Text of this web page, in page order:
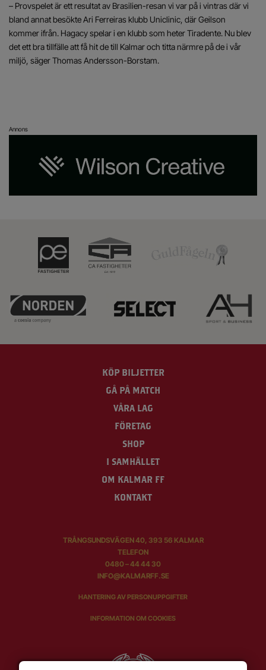
– Provspelet är ett resultat av Brasilien-resan vi var på i vintras där vi
bland annat besökte Ari Ferreiras klubb Uniclinic, där Geilson
kommer ifrån. Hagacy spelar i en klubb som heter Tiradente. Nu blev
det ett bra tillfälle att få hit de till Kalmar och titta närmre på de i vår
miljö, säger Thomas Andersson-Borstam.
Annons
KÖP BILJETTER
GÅ PÅ MATCH
VÅRA LAG
FÖRETAG
SHOP
I SAMHÄLLET
OM KALMAR FF
KONTAKT
TRÅNGSUNDSVÄGEN 40, 393 56 KALMAR
TELEFON
0480 – 44 44 30
INFO@KALMARFF.SE
HANTERING AV PERSONUPPGIFTER
INFORMATION OM COOKIES